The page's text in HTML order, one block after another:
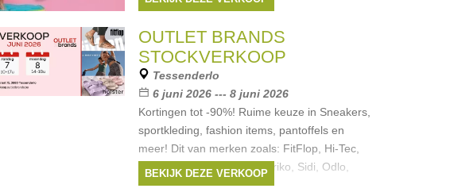
Biss, Essentiel, Gigue,
Merken:Liu Jo, Hugo Boss
Mason's,Natan , ...
OUTLET BRANDS
STOCKVERKOOP
Tessenderlo
6 juni 2026 --- 8 juni 2026
Kortingen tot -90%! Ruime keuze in Sneakers,
sportkleding, fashion items, pantoffels en
meer! Dit van merken zoals: FitFlop, Hi-Tec,
Juicy Couture, Karl Kani, Briko, Sidi, Odlo,
holster en meer.
BEKIJK DEZE VERKOOP